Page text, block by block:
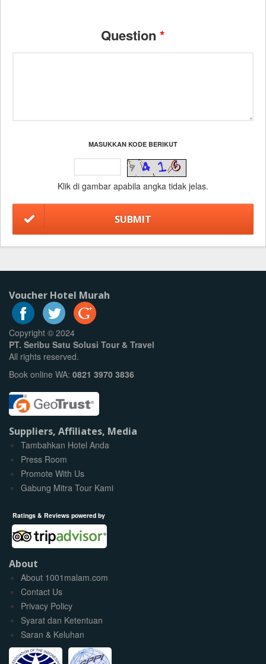
Question *
MASUKKAN KODE BERIKUT
Klik di gambar apabila angka tidak jelas.
Voucher Hotel Murah
Copyright © 2024
PT. Seribu Satu Solusi Tour & Travel
All rights reserved.
Book online WA: 0821 3970 3836
Suppliers, Affiliates, Media
Tambahkan Hotel Anda
Press Room
Promote With Us
Gabung Mitra Tour Kami
Ratings & Reviews powered by
About
About 1001malam.com
Contact Us
Privacy Policy
Syarat dan Ketentuan
Saran & Keluhan